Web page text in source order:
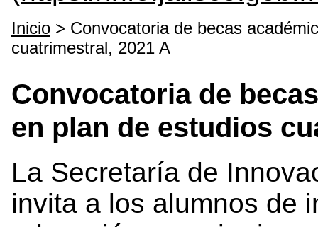
Inicio > Convocatoria de becas
cuatrimestral, 2021 A
Convocatoria de
en plan de estudios
La Secretaría de
invita a los alumnos de